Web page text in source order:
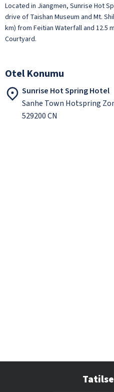
Located in Jiangmen, Sunrise Hot
drive of Taishan Museum and Mt.
km) from Feitian Waterfall and 12.5
Courtyard.
Otel Konumu
Sunrise Hot Spring Hotel
Sanhe Town Hotspring
529200 CN